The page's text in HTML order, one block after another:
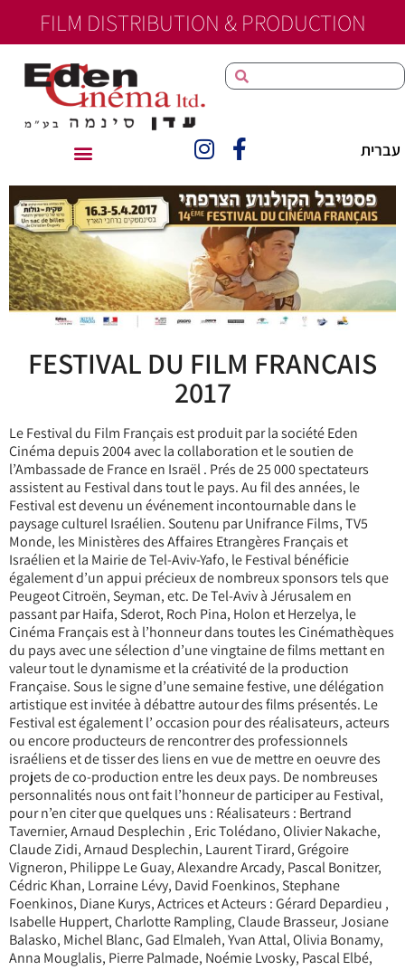
principalFILM DISTRIBUTION & PRODUCTION
עברית
FESTIVAL DU FILM FRANÇAIS
2017
Le Festival du Film Français est produit par la société Eden
Cinéma depuis 2004 avec la collaboration et le soutien de
l’Ambassade de France en Israël . Prés de 25 000 spectateurs
assistent au Festival dans tout le pays. Au fil des années, le
Festival est devenu un événement incontournable dans le
paysage culturel Israélien. Soutenu par Unifrance Films, TV5
Monde, les Ministères des Affaires Etrangères Français et
Israélien et la Mairie de Tel-Aviv-Yafo, le Festival bénéficie
également d’un appui précieux de nombreux sponsors tels que
Peugeot Citroën, Seyman, etc. De Tel-Aviv à Jérusalem en
passant par Haifa, Sderot, Roch Pina, Holon et Herzelya, le
Cinéma Français est à l’honneur dans toutes les Cinémathèques
du pays avec une sélection d’une vingtaine de films mettant en
valeur tout le dynamisme et la créativité de la production
Française. Sous le signe d’une semaine festive, une délégation
artistique est invitée à débattre autour des films présentés. Le
Festival est également l’ occasion pour des réalisateurs, acteurs
ou encore producteurs de rencontrer des professionnels
israéliens et de tisser des liens en vue de mettre en oeuvre des
projets de co-production entre les deux pays. De nombreuses
personnalités nous ont fait l’honneur de participer au Festival,
pour n’en citer que quelques uns : Réalisateurs : Bertrand
Tavernier, Arnaud Desplechin , Eric Tolédano, Olivier Nakache,
Claude Zidi, Arnaud Desplechin, Laurent Tirard, Grégoire
Vigneron, Philippe Le Guay, Alexandre Arcady, Pascal Bonitzer,
Cédric Khan, Lorraine Lévy, David Foenkinos, Stephane
Foenkinos, Diane Kurys, Actrices et Acteurs : Gérard Depardieu ,
Isabelle Huppert, Charlotte Rampling, Claude Brasseur, Josiane
Balasko, Michel Blanc, Gad Elmaleh, Yvan Attal, Olivia Bonamy,
Anna Mouglalis, Pierre Palmade, Noémie Lvosky, Pascal Elbé,